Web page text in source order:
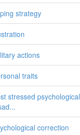
strategy
actions
traits
stressed psychological
correction